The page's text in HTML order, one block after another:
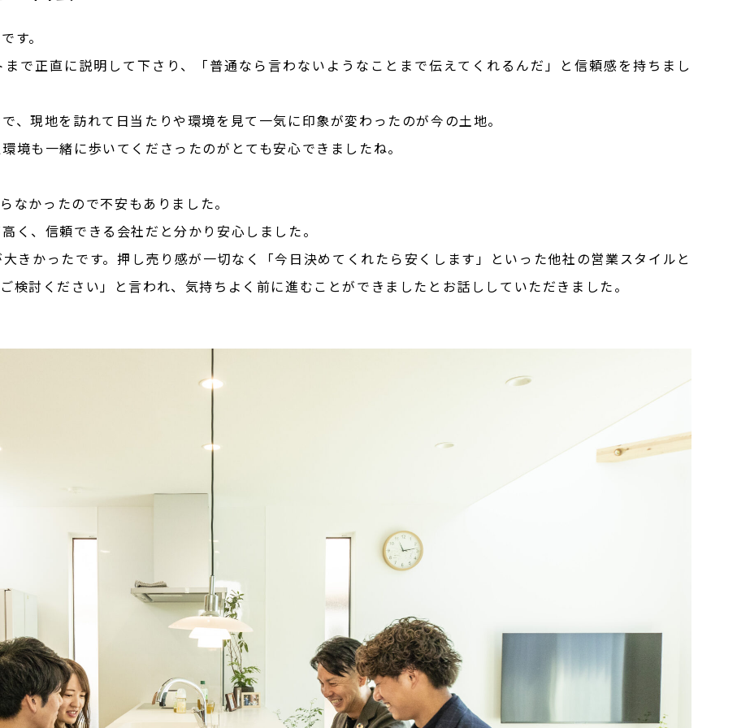
す。
で正直に説明して下さり、「普通なら言わないようなことまで伝えてくれるんだ」と信頼感を持ちまし
、現地を訪れて日当たりや環境を見て一気に印象が変わったのが今の土地。
境も一緒に歩いてくださったのがとても安心できましたね。
なかったので不安もありました。
く、信頼できる会社だと分かり安心しました。
きかったです。押し売り感が一切なく「今日決めてくれたら安くします」といった他社の営業スタイルと
検討ください」と言われ、気持ちよく前に進むことができましたとお話ししていただきました。